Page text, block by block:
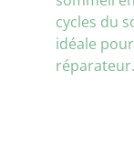
cycles du
idéale
réparateur.